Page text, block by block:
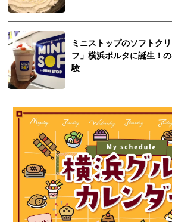
ミニストップのソフトク
フ」横浜ポルタに誕生！
験